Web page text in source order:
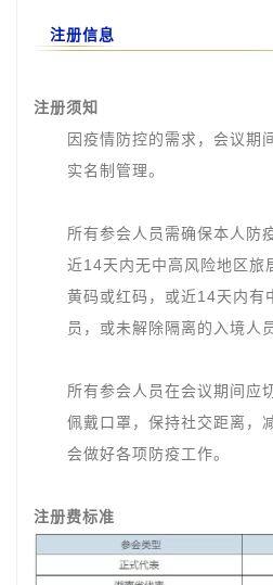
注册信息
注册须知
因疫情防控的需求，会议期
实名制管理。
所有参会人员需确保本人防
近14天内无中高风险地区旅
黄码或红码，或近14天内有
员，或未解除隔离的入境人
所有参会人员在会议期间应
佩戴口罩，保持社交距离，
会做好各项防疫工作。
注册费标准